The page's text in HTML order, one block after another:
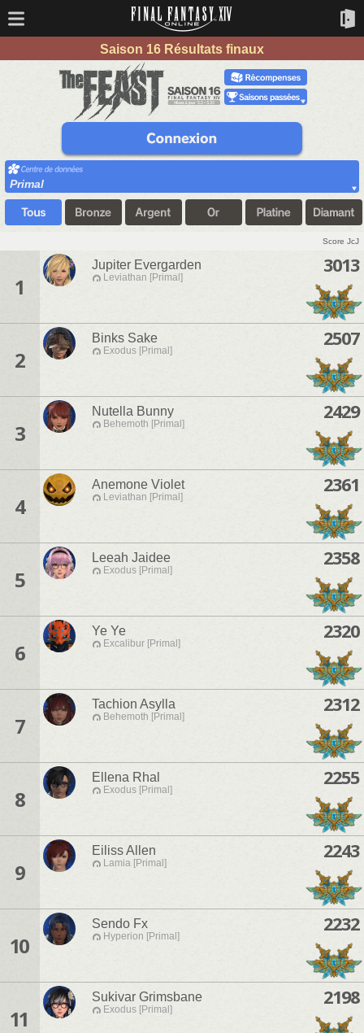
Saison 16 Résultats finaux
Primal
Score JcJ
1
Jupiter Evergarden
Leviathan [Primal]
3013
2
Binks Sake
Exodus [Primal]
2507
3
Nutella Bunny
Behemoth [Primal]
2429
4
Anemone Violet
Leviathan [Primal]
2361
5
Leeah Jaidee
Exodus [Primal]
2358
6
Ye Ye
Excalibur [Primal]
2320
7
Tachion Asylla
Behemoth [Primal]
2312
8
Ellena Rhal
Exodus [Primal]
2255
9
Eiliss Allen
Lamia [Primal]
2243
10
Sendo Fx
Hyperion [Primal]
2232
11
Sukivar Grimsbane
Exodus [Primal]
2198